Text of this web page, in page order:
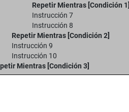
Repetir Mientras [Condición 1]
Instrucción 7
Instrucción 8
Repetir Mientras [Condición 2]
Instrucción 9
Instrucción 10
Mientras [Condición 3]